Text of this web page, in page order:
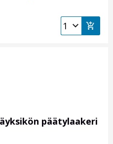
päätylaakeri